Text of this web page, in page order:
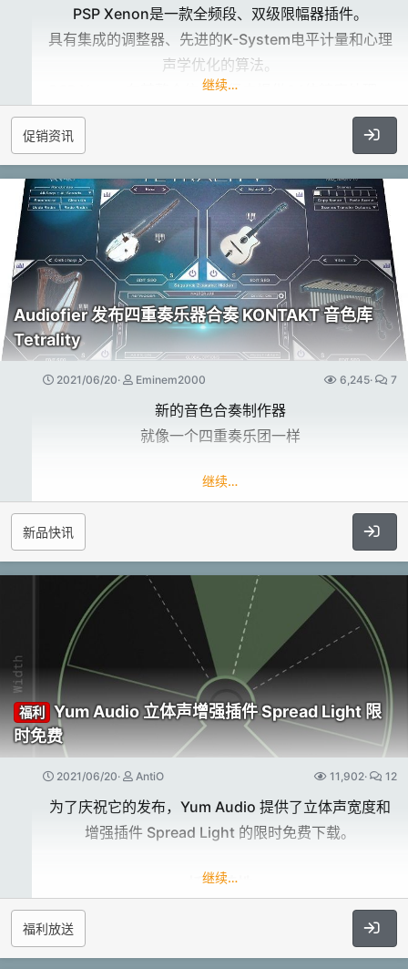
经过处理、混合和释放，创造出适合现代配乐的非凡声
音世界。
将一个庞大而强大的配乐工具包，装在了一个盒子里，
你可以创建令人难以置信的电影轨道所需的一切。
The Solstice Orchestra 是一个有机的核心，
包括10个专家策划的合奏和1个独奏乐器；
The Cassette Orchestra 有750个被磁带扭曲的、受
影响的有机声音，
供你使用直观的 eDNA GUI 进行扩展；
The Drone Grid 是一个几乎无限的、令人惊叹的、独
特的纹理演变，
为作曲家提供永不停息的灵感。
根据设计，Albion系列为您提供了创作电影配乐所需的
一切，...​
每天都会有新的电钢琴​
每台电钢琴都有独特的声音。
即使是相同的型号，相同的制造商和相同的年份!
......直到今天!
Sampleson 的软件 Reed106 把静态的 vst 乐器变成了
活的。
无限循环​
采样乐器用 round-robins
round-robin 采样是一种采样播放的方法，
它允许你播放同一个声音的不同采样版本，
以避免 "机关枪 "效应。
Reed106 的频谱模型能够为每个音符和速度创造无限
的自然变化。
扩展的范围（64键）。
只需45MB。
无力度切换。
逆转、颤音和过载特效。
可扩展的高清接口。
MacOS Catalina 和 Big Sur 就绪。
不需要额外购买（如Kontakt、UVI等）或任何其他第
三方播放器。
可载入主要DAW（Cubase、Logic...​
PSP Xenon是一款全频段、双级限幅器插件。
具有集成的调整器、先进的K-System电平计量和心理
声学优化的算法。
PSP Xenon在其整个信号路径中提供64位精度处理，
一旦你亲身体验了这个插件的原始、透明的响应和直观
的设计，
我们相信它将成为你母带和其他关键音频处理的常用限
制器。
支持格式：​
- PC -
VST / RTAS / AAX​
- Mac -
AU / VST / RTAS / AAX
PSPaudioware PSP Xenon 母带限制器飞来音
电脑音乐技术独家促销​
官网的价格是$199美元，折合RMB 1300元，​
我们骨折到199元RMB，等于1.5折！促销持续到
6月30日结束。​
购买地址：​
https://item.taobao.com/item.htm?
继续…
促销资讯
Audiofier 发布四重奏乐器合奏 KONTAKT 音色库
Tetrality
2021/06/20 Eminem2000 6,245 7
新的音色合奏制作器
就像一个四重奏乐团一样
TETRALITY produces incredible combinations
of acoustic instruments patterns which follow
With 20 organic multi-sampled instruments and
4 layers,
TETRALITY provides endless gorgeous
arpeggiations and sequences arrangements
which will beautify your tracks.​
点击展开...
TETRALITY 能产生令人难以置信的原声乐器组合模
式，跟随你的和弦。
TETRALITY 有 20 种有机的具有4个层次的多重采样乐
提供了无尽的华丽的琶音和序列安排，将美化你的轨
道。
继续…
新品快讯
福利 Yum Audio 立体声增强插件 Spread Light 限
时免费
2021/06/20 AntiO 11,902 12
为了庆祝它的发布，Yum Audio 提供了立体声宽度和
增强插件 Spread Light 的限时免费下载。
插件特性
M/S(中/侧)和haas(哈斯)
继续…
福利放送